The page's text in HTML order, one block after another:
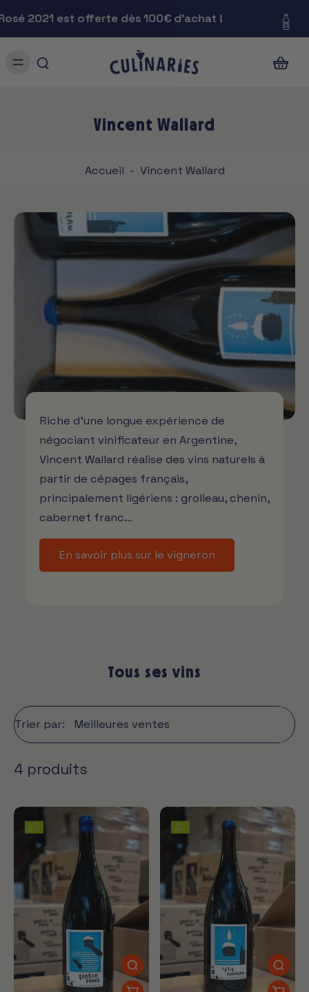
2021 est offerte dès 100€ d'achat !
Vincent Wallard
Accueil - Vincent Wallard
Riche d’une longue expérience de
négociant vinificateur en Argentine,
Vincent Wallard réalise des vins naturels à
partir de cépages français,
principalement ligériens : grolleau, chenin,
cabernet franc…
En savoir plus sur le vigneron
Tous ses vins
Trier par:
4 produits